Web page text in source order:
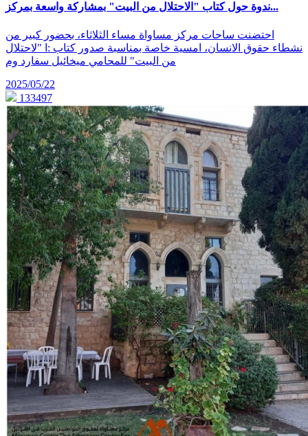
ندوة حول كتاب "الاحتلال من البيت" بمشاركة واسعة بمركز...
احتضنت ساحات مركز مساواة مساء الثلاثاء، بحضور كبير من
نشطاء حقوق الانسان، امسية خاصة بمناسبة صدور كتاب :ا "لاحتلال
من البيت" للمحامي ميخائيل سفارد وم
2025/05/22
133497